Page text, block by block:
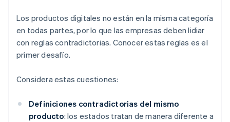
Los productos digitales no están en la misma categoría
en todas partes, por lo que las empresas deben lidiar
con reglas contradictorias. Conocer estas reglas es el
primer desafío.
Considera estas cuestiones:
Definiciones contradictorias del mismo
producto: los estados tratan de manera diferente a